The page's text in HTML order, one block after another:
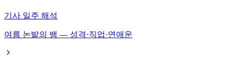
기사 일주 해석
여름 논밭의 뱀 — 성격·직업·연애운